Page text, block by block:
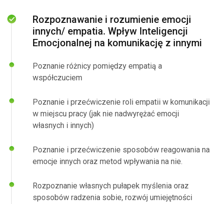
Rozpoznawanie i rozumienie emocji
innych/ empatia. Wpływ Inteligencji
Emocjonalnej na komunikację z innymi
Poznanie różnicy pomiędzy empatią a
współczuciem
Poznanie i przećwiczenie roli empatii w komunikacji
w miejscu pracy (jak nie nadwyrężać emocji
własnych i innych)
Poznanie i przećwiczenie sposobów reagowania na
emocje innych oraz metod wpływania na nie.
Rozpoznanie własnych pułapek myślenia oraz
sposobów radzenia sobie, rozwój umiejętności